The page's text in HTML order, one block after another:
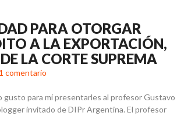
PARA OTORGAR
A LA EXPORTACIÓN,
LA CORTE SUPREMA
1 comentario
gusto para mí presentarles al profesor Gustavo
invitado de DIPr Argentina. El profesor